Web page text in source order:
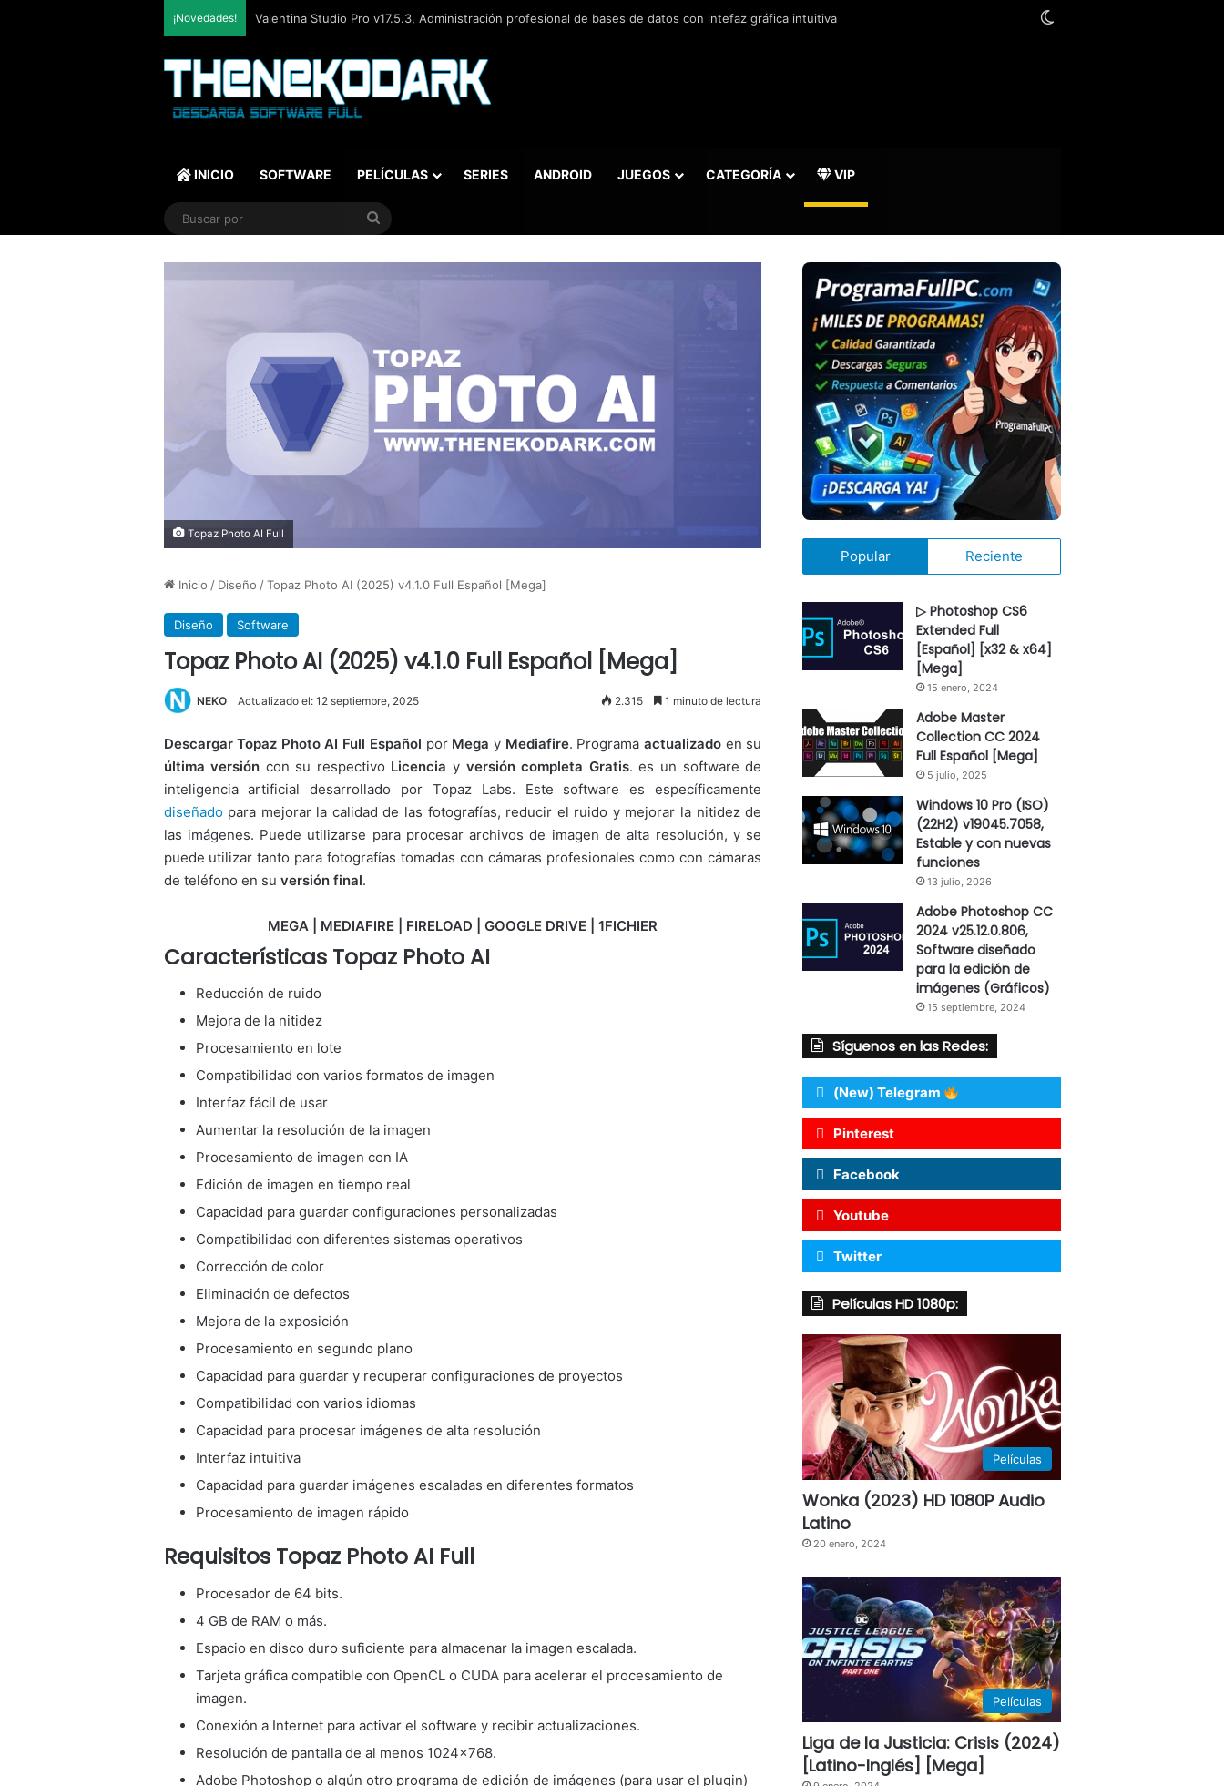
¡Novedades! SQLite Expert Professional v5.5.42.658, Administra bases de datos de la manera más fácil y rápida
INICIO SOFTWARE PELÍCULAS SERIES ANDROID JUEGOS CATEGORÍA VIP
Buscar
Topaz Photo AI Full
Inicio / Diseño / Topaz Photo AI (2025) v4.1.0 Full Español [Mega]
Diseño Software
Topaz Photo AI (2025) v4.1.0 Full Español [Mega]
NEKO Actualizado el: 12 septiembre, 2025 2.315 1 minuto de lectura
Descargar Topaz Photo AI Full Español por Mega y Mediafire. Programa actualizadoen su
última versión con su respectivo Licencia y versión completa Gratis. es un software de
inteligencia artificial desarrollado por Topaz Labs. Este software es específicamente
diseñadopara mejorar la calidad de las fotografías, reducir el ruido y mejorar la nitidez de
las imágenes. Puede utilizarse para procesar archivos de imagen de alta resolución, y se
puede utilizar tanto para fotografías tomadas con cámaras profesionales como con cámaras
de teléfono en su versión final.
MEGA | MEDIAFIRE | FIRELOAD | GOOGLE DRIVE | 1FICHIER
Características Topaz Photo AI
Reducción de ruido
Mejora de la nitidez
Procesamiento en lote
Compatibilidad con varios formatos de imagen
Interfaz fácil de usar
Aumentar la resolución de la imagen
Procesamiento de imagen con IA
Edición de imagen en tiempo real
Capacidad para guardar configuraciones personalizadas
Compatibilidad con diferentes sistemas operativos
Corrección de color
Eliminación de defectos
Mejora de la exposición
Procesamiento en segundo plano
Capacidad para guardar y recuperar configuraciones de proyectos
Compatibilidad con varios idiomas
Capacidad para procesar imágenes de alta resolución
Interfaz intuitiva
Capacidad para guardar imágenes escaladas en diferentes formatos
Procesamiento de imagen rápido
Requisitos Topaz Photo AI Full
Procesador de 64 bits.
4 GB de RAM o más.
Espacio en disco duro suficiente para almacenar la imagen escalada.
Tarjeta gráfica compatible con OpenCL o CUDA para acelerar el procesamiento de
imagen.
Conexión a Internet para activar el software y recibir actualizaciones.
Resolución de pantalla de al menos 1024×768.
Adobe Photoshop o algún otro programa de edición de imágenes (para usar el plugin)
Popular Reciente
▷ Photoshop CS6
Extended Full
[Español] [x32 & x64]
[Mega]
15 enero, 2024
Adobe Master
Collection CC 2024
Full Español [Mega]
5 julio, 2025
Windows 10 Pro (ISO)
(22H2) v19045.7058,
Estable y con nuevas
funciones
13 julio, 2026
Adobe Photoshop CC
2024 v25.12.0.806,
Software diseñado
para la edición de
imágenes (Gráficos)
15 septiembre, 2024
Síguenos en las Redes:
(New) Telegram
Pinterest
Facebook
Youtube
Twitter
Películas HD 1080p:
Películas
Wonka (2023) HD 1080P Audio
Latino
20 enero, 2024
Películas
Liga de la Justicia: Crisis (2024)
[Latino-Inglés] [Mega]